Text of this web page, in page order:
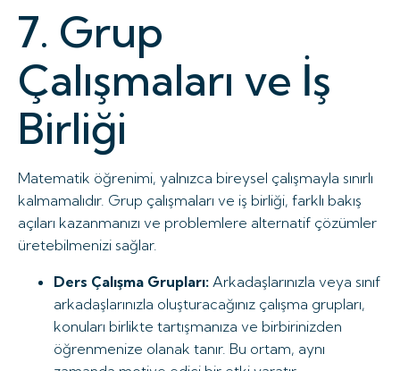
7. Grup
Çalışmaları ve İş
Birliği
Matematik öğrenimi, yalnızca bireysel çalışmayla sınırlı
kalmamalıdır. Grup çalışmaları ve iş birliği, farklı bakış
açıları kazanmanızı ve problemlere alternatif çözümler
üretebilmenizi sağlar.
Ders Çalışma Grupları: Arkadaşlarınızla veya sınıf
arkadaşlarınızla oluşturacağınız çalışma grupları,
konuları birlikte tartışmanıza ve birbirinizden
öğrenmenize olanak tanır. Bu ortam, aynı